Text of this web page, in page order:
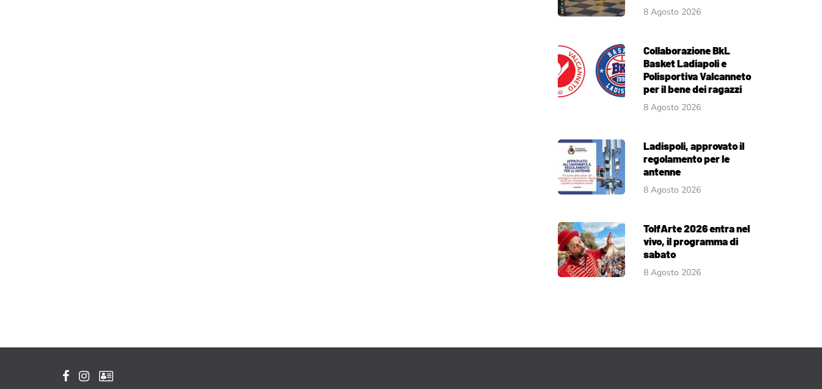
8 Agosto 2026
Collaborazione BkL
Basket Ladiapoli e
Polisportiva Valcanneto
per il bene dei ragazzi
8 Agosto 2026
Ladispoli, approvato il
regolamento per le
antenne
8 Agosto 2026
TolfArte 2026 entra nel
vivo, il programma di
sabato
8 Agosto 2026